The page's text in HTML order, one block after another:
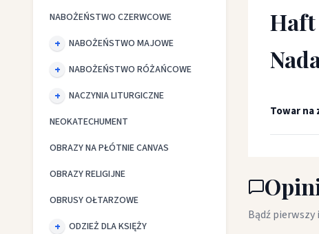
NABOŻEŃSTWO CZERWCOWE
NABOŻEŃSTWO MAJOWE
NABOŻEŃSTWO RÓŻAŃCOWE
NACZYNIA LITURGICZNE
NEOKATECHUMENT
OBRAZY NA PŁÓTNIE CANVAS
OBRAZY RELIGIJNE
OBRUSY OŁTARZOWE
ODZIEŻ DLA KSIĘŻY
Haft
Towar na
Bądź